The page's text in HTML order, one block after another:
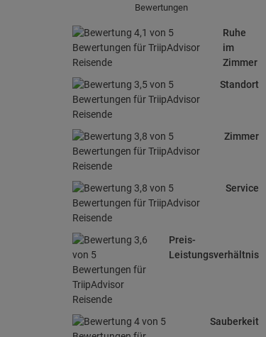
Bewertungen
Ruhe
im
Zimmer
Standort
Zimmer
Service
Preis-
Leistungsverhältnis
Sauberkeit